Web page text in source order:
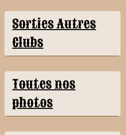
Sorties Autres
Clubs
Toutes nos
photos